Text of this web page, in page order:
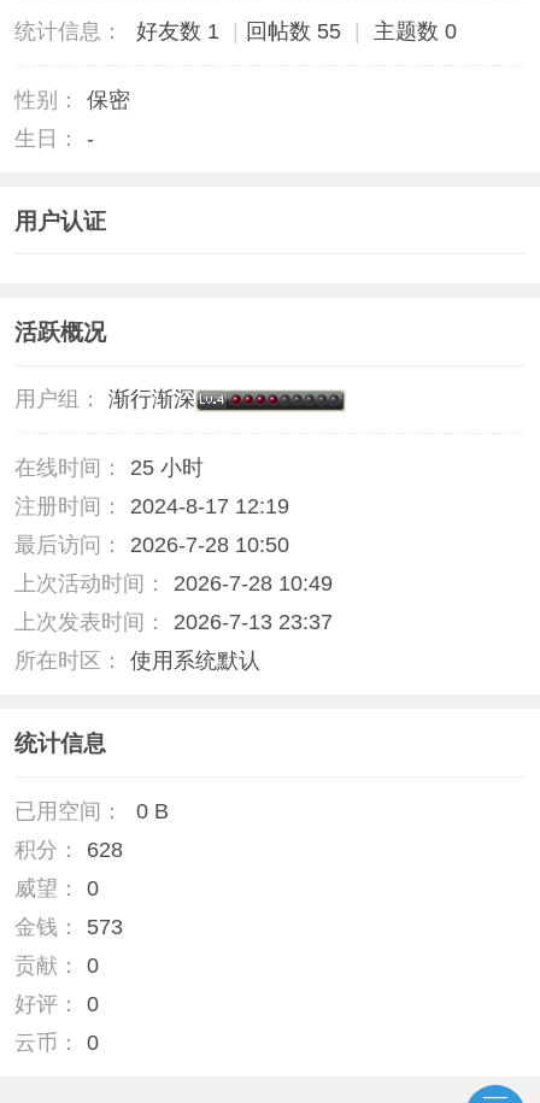
统计信息： 好友数 1 | 回帖数 55 | 主题数 0
性别：
保密
生日：
-
用户认证
活跃概况
用户组： 渐行渐深
在线时间：
25 小时
注册时间：
2024-8-17 12:19
最后访问：
2026-7-28 10:50
上次活动时间：
2026-7-28 10:49
上次发表时间：
2026-7-13 23:37
所在时区：
使用系统默认
统计信息
已用空间：
0 B
积分：
628
威望：
0
金钱：
573
贡献：
0
好评：
0
云币：
0